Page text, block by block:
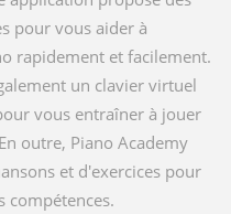
pour vous aider à
rapidement et facilement.
un clavier virtuel
vous entraîner à jouer
outre, Piano Academy
et d'exercices pour
compétences.